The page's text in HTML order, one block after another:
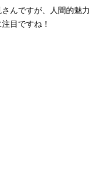
んですが、人間的魅力
目ですね！